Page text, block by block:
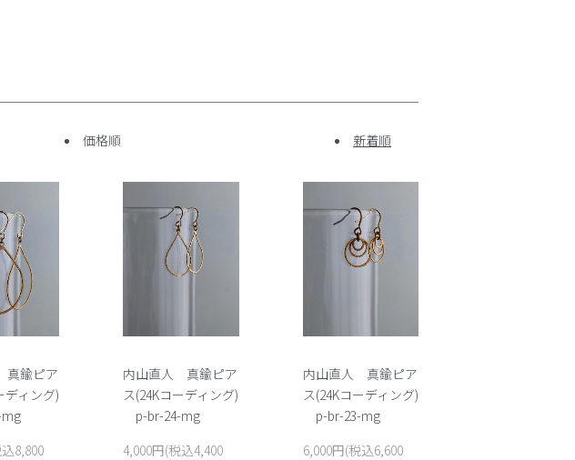
価格順 新着順
鍮ピア
ディング)
8,800
内山直人 真鍮ピア
ス(24Kコーディング)
p-br-24-mg
4,000円(税込4,400
内山直人 真鍮ピア
ス(24Kコーディング)
p-br-23-mg
6,000円(税込6,600